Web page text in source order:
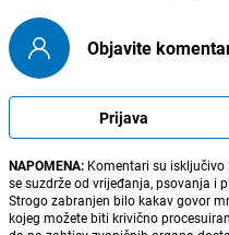
Objavite
Prijava
NAPOMENA: Komentari su
se suzdrže od vrijeđanja, psovanja i
Strogo zabranjen bilo kakav govor
kojeg možete biti krivično